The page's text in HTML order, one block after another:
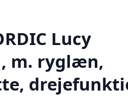
Lucy
m. ryglæn,